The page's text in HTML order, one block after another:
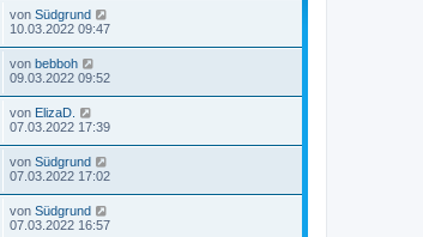
von Südgrund
10.03.2022 09:47
von bebboh
09.03.2022 09:52
von ElizaD.
07.03.2022 17:39
von Südgrund
07.03.2022 17:02
von Südgrund
07.03.2022 16:57